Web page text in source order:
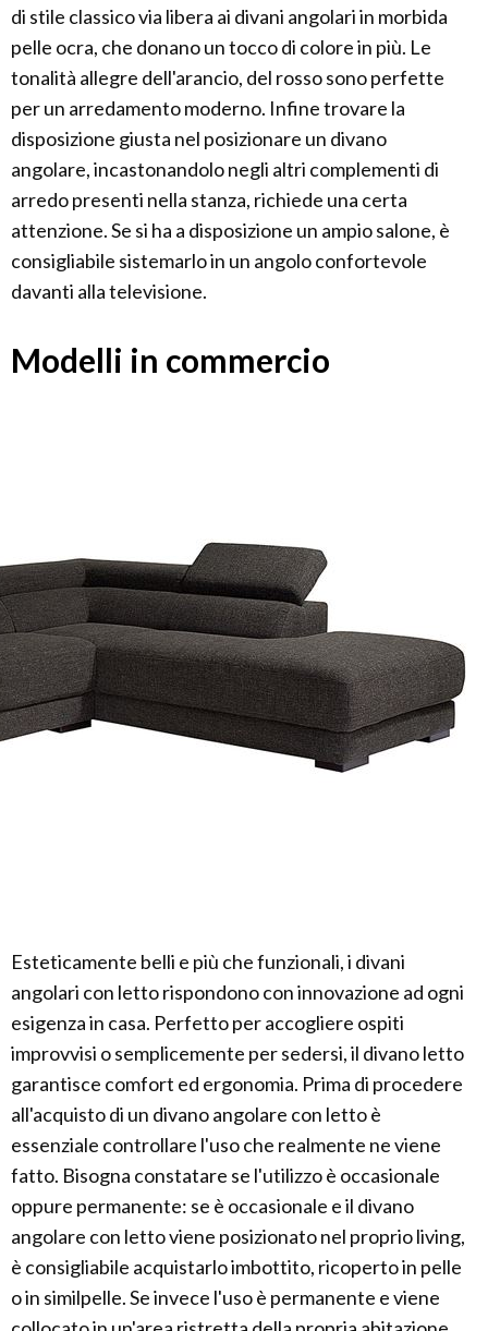
di stile classico via libera ai divani angolari in morbida
pelle ocra, che donano un tocco di colore in più. Le
tonalità allegre dell'arancio, del rosso sono perfette
per un arredamento moderno. Infine trovare la
disposizione giusta nel posizionare un divano
angolare, incastonandolo negli altri complementi di
arredo presenti nella stanza, richiede una certa
attenzione. Se si ha a disposizione un ampio salone, è
consigliabile sistemarlo in un angolo confortevole
davanti alla televisione.
Modelli in commercio
Esteticamente belli e più che funzionali, i divani
angolari con letto rispondono con innovazione ad ogni
esigenza in casa. Perfetto per accogliere ospiti
improvvisi o semplicemente per sedersi, il divano letto
garantisce comfort ed ergonomia. Prima di procedere
all'acquisto di un divano angolare con letto è
essenziale controllare l'uso che realmente ne viene
fatto. Bisogna constatare se l'utilizzo è occasionale
oppure permanente: se è occasionale e il divano
angolare con letto viene posizionato nel proprio living,
è consigliabile acquistarlo imbottito, ricoperto in pelle
o in similpelle. Se invece l'uso è permanente e viene